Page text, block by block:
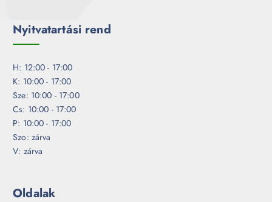
Nyitvatartási rend
H: 12:00 - 17:00
K: 10:00 - 17:00
Sze: 10:00 - 17:00
Cs: 10:00 - 17:00
P: 10:00 - 17:00
Szo: zárva
V: zárva
Oldalak